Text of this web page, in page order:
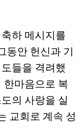
하 메시지를
동안 헌신과 기
들을 격려했
한마음으로 복
의 사랑을 실
교회로 계속 성